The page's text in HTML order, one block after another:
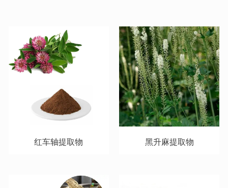
红车轴提取物 黑升麻提取物